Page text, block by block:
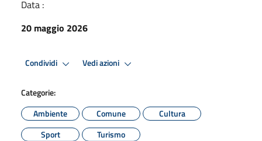
Data :
20 maggio 2026
Condividi Vedi azioni
Categorie:
Ambiente
Comune
Cultura
Sport
Turismo